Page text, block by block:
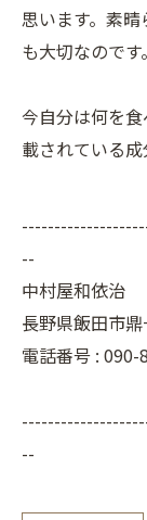
思います。素
も大切なので
今自分は何を
載されている成
--
中村屋和依治
長野県飯田市
電話番号 : 090-
--